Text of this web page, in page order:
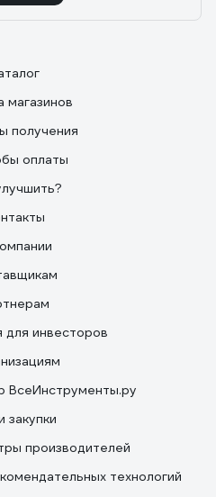
магазинов
получения
оплаты
инвесторов
ВсеИнструменты.ру
закупки
производителей
технологий